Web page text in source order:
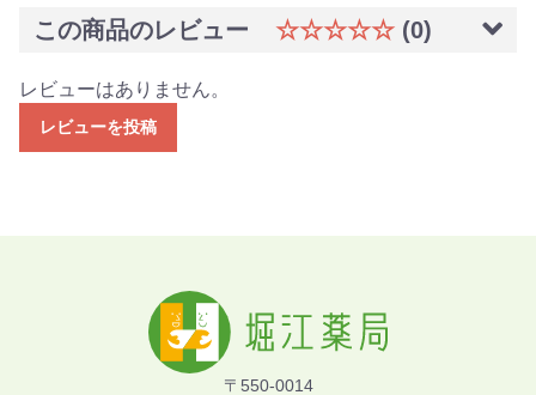
この商品のレビュー ☆☆☆☆☆ (0)
レビューはありません。
レビューを投稿
〒550-0014